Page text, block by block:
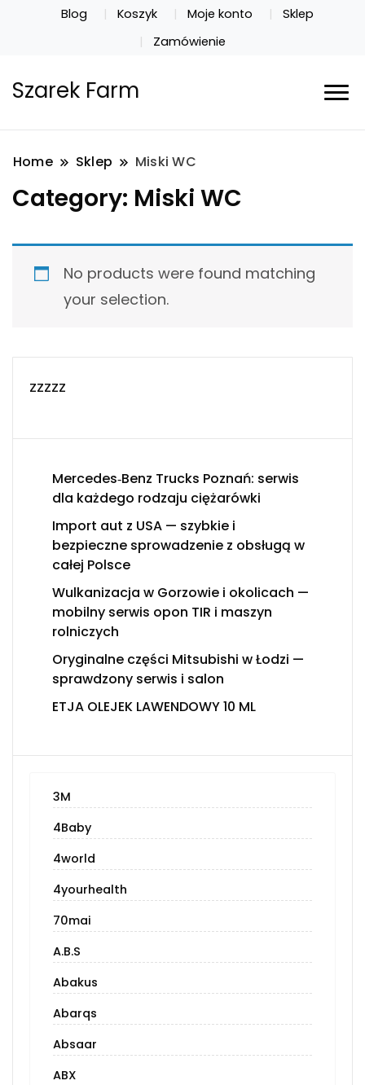
Blog Koszyk Moje konto
Sklep
Zamówienie
Szarek Farm
Home Sklep Miski WC
Category: Miski WC
No products were found matching
your selection.
zzzzz
Mercedes‑Benz Trucks Poznań: serwis
dla każdego rodzaju ciężarówki
Import aut z USA — szybkie i
bezpieczne sprowadzenie z obsługą w
całej Polsce
Wulkanizacja w Gorzowie i okolicach —
mobilny serwis opon TIR i maszyn
rolniczych
Oryginalne części Mitsubishi w Łodzi —
sprawdzony serwis i salon
ETJA OLEJEK LAWENDOWY 10 ML
3M
4Baby
4world
4yourhealth
70mai
A.B.S
Abakus
Abarqs
Absaar
ABX